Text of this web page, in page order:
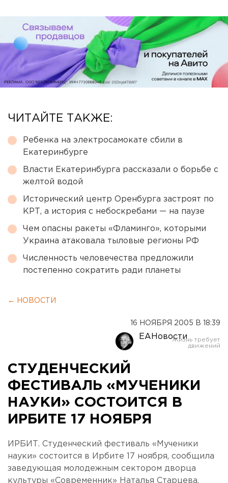
ЧИТАЙТЕ ТАКЖЕ:
Ребенка на электросамокате сбили в
Екатеринбурге
Власти Екатеринбурга рассказали о борьбе с
желтой водой
Исторический центр Оренбурга застроят по
КРТ, а история с небоскребами — на паузе
Чем опасны ракеты «Фламинго», которыми
Украина атаковала тыловые регионы РФ
Численность человечества предложили
постепенно сократить ради планеты
← НОВОСТИ
16 НОЯБРЯ 2005 В 18:39
ЕАНовости
СТУДЕНЧЕСКИЙ
ФЕСТИВАЛЬ «МУЧЕНИКИ
НАУКИ» СОСТОИТСЯ В
ИРБИТЕ 17 НОЯБРЯ
ИРБИТ. Студенческий фестиваль «Мученики
науки» состоится в Ирбите 17 ноября, сообщила
заведующая молодежным сектором дворца
культуры «Современник» Наталья Старцева.